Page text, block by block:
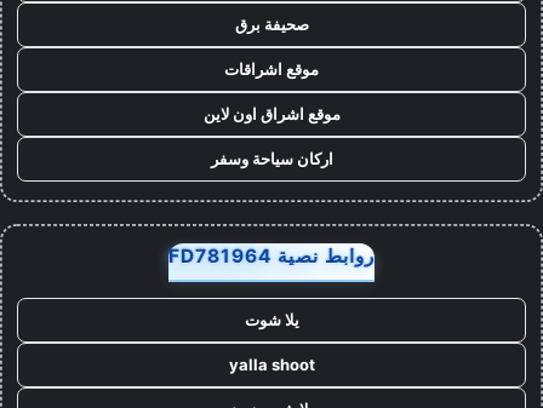
صحيفة برق
موقع اشراقات
موقع اشراق اون لاين
اركان سياحة وسفر
روابط نصية FD781964
يلا شوت
yalla shoot